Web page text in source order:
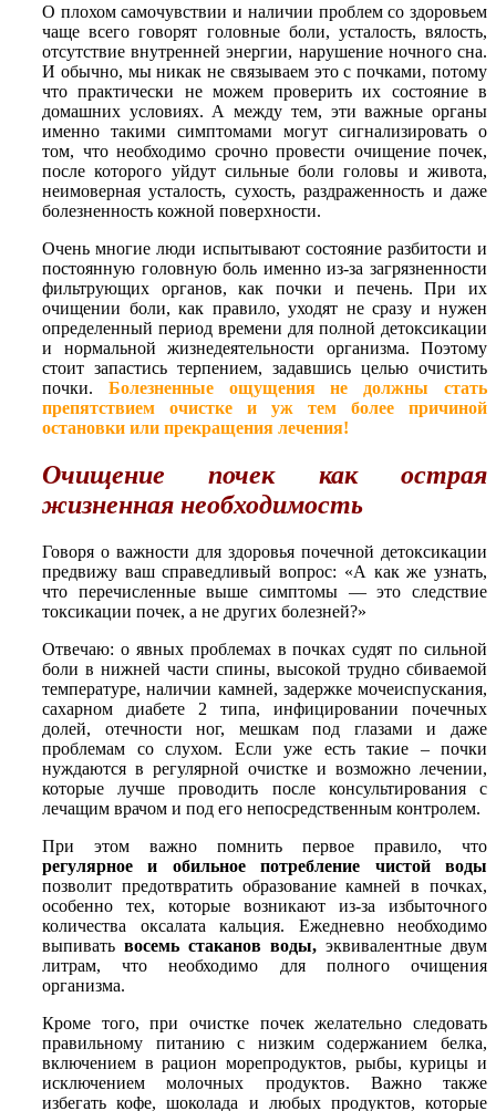
О плохом самочувствии и наличии проблем со здоровьем
чаще всего говорят головные боли, усталость, вялость,
отсутствие внутренней энергии, нарушение ночного сна.
И обычно, мы никак не связываем это с почками, потому
что практически не можем проверить их состояние в
домашних условиях. А между тем, эти важные органы
именно такими симптомами могут сигнализировать о
том, что необходимо срочно провести очищение почек,
после которого уйдут сильные боли головы и живота,
неимоверная усталость, сухость, раздраженность и даже
болезненность кожной поверхности.
Очень многие люди испытывают состояние разбитости и
постоянную головную боль именно из-за загрязненности
фильтрующих органов, как почки и печень. При их
очищении боли, как правило, уходят не сразу и нужен
определенный период времени для полной детоксикации
и нормальной жизнедеятельности организма. Поэтому
стоит запастись терпением, задавшись целью очистить
почки. Болезненные ощущения не должны стать
препятствием очистке и уж тем более причиной
остановки или прекращения лечения!
Очищение почек как острая
жизненная необходимость
Говоря о важности для здоровья почечной детоксикации
предвижу ваш справедливый вопрос: «А как же узнать,
что перечисленные выше симптомы — это следствие
токсикации почек, а не других болезней?»
Отвечаю: о явных проблемах в почках судят по сильной
боли в нижней части спины, высокой трудно сбиваемой
температуре, наличии камней, задержке мочеиспускания,
сахарном диабете 2 типа, инфицировании почечных
долей, отечности ног, мешкам под глазами и даже
проблемам со слухом. Если уже есть такие – почки
нуждаются в регулярной очистке и возможно лечении,
которые лучше проводить после консультирования с
лечащим врачом и под его непосредственным контролем.
При этом важно помнить первое правило, что
регулярное и обильное потребление чистой воды
позволит предотвратить образование камней в почках,
особенно тех, которые возникают из-за избыточного
количества оксалата кальция. Ежедневно необходимо
выпивать восемь стаканов воды, эквивалентные двум
литрам, что необходимо для полного очищения
организма.
Кроме того, при очистке почек желательно следовать
правильному питанию с низким содержанием белка,
включением в рацион морепродуктов, рыбы, курицы и
исключением молочных продуктов. Важно также
избегать кофе, шоколада и любых продуктов, которые